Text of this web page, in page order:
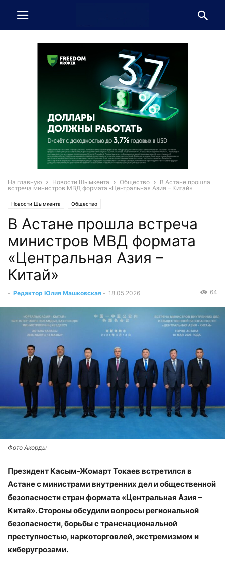
На главную Новости Шымкента Общество
В Астане прошла
встреча министров МВД формата «Центральная Азия – Китай»
Новости Шымкента Общество
В Астане прошла встреча
министров МВД формата
«Центральная Азия –
Китай»
- Редактор Юлия Машковская - 18.05.2026 64
Фото Акорды
Президент Касым-Жомарт Токаев встретился в
Астане с министрами внутренних дел и общественной
безопасности стран формата «Центральная Азия –
Китай». Стороны обсудили вопросы региональной
безопасности, борьбы с транснациональной
преступностью, наркоторговлей, экстремизмом и
киберугрозами.